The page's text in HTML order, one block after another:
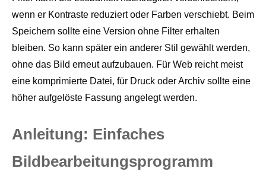
wenn er Kontraste reduziert oder Farben verschiebt. Beim
Speichern sollte eine Version ohne Filter erhalten
bleiben. So kann später ein anderer Stil gewählt werden,
ohne das Bild erneut aufzubauen. Für Web reicht meist
eine komprimierte Datei, für Druck oder Archiv sollte eine
höher aufgelöste Fassung angelegt werden.
Anleitung: Einfaches
Bildbearbeitungsprogramm